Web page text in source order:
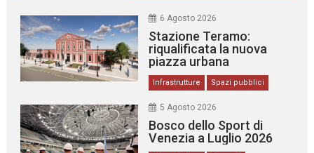
6 Agosto 2026
Stazione Teramo:
riqualificata la nuova
piazza urbana
Infrastrutture Spazi pubblici
5 Agosto 2026
Bosco dello Sport di
Venezia a Luglio 2026